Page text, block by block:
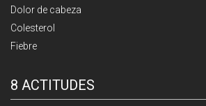
Dolor de cabeza
Colesterol
Fiebre
8 ACTITUDES